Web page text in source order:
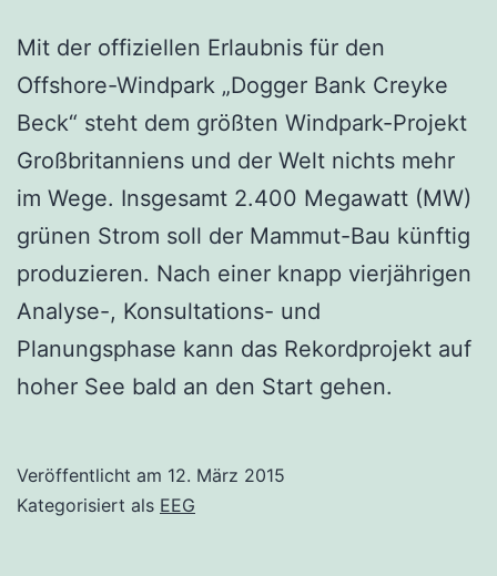
Mit der offiziellen Erlaubnis für den
Offshore-Windpark „Dogger Bank Creyke
Beck“ steht dem größten Windpark-Projekt
Großbritanniens und der Welt nichts mehr
im Wege. Insgesamt 2.400 Megawatt (MW)
grünen Strom soll der Mammut-Bau künftig
produzieren. Nach einer knapp vierjährigen
Analyse-, Konsultations- und
Planungsphase kann das Rekordprojekt auf
hoher See bald an den Start gehen.
Veröffentlicht am 12. März 2015
Kategorisiert als EEG